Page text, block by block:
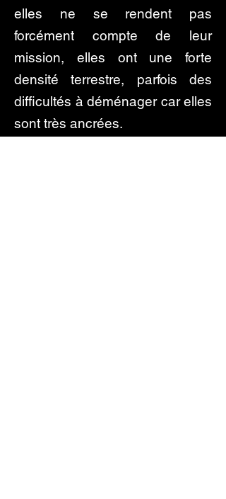
elles ne se rendent pas
forcément compte de leur
mission, elles ont une forte
densité terrestre, parfois des
difficultés à déménager car elles
sont très ancrées.